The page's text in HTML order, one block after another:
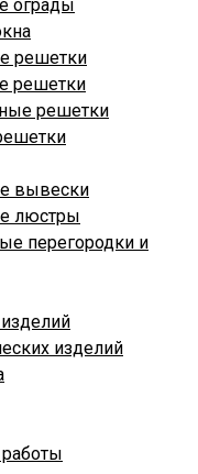
ограды
решетки
решетки
решетки
вывески
люстры
перегородки и
изделий